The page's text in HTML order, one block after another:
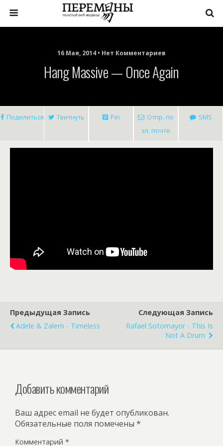
16 Мая, 2014 • Нет Комментариев
Hang Massive — Once Again
Поделиться Твитнуть Pin
Отпр. по
эл. почте
SMS
Предыдущая Запись
Adele & Zalem - Timeless
Следующая Запись
Rafael Sotomayor - This Is
Not A Drum
Добавить комментарий
Ваш адрес email не будет опубликован.
Обязательные поля помечены *
Комментарий *